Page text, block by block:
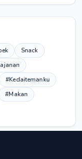
Snack
#Kedaitemanku
#Makan